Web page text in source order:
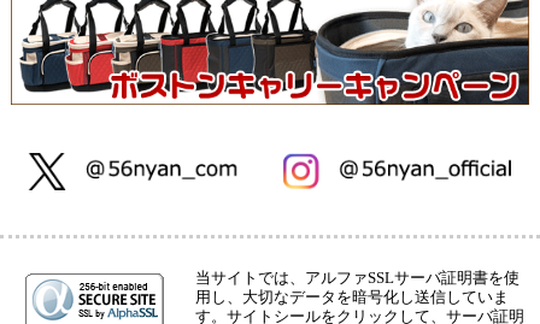
当サイトでは、アルファSSLサーバ証明書を使
用し、大切なデータを暗号化し送信していま
す。サイトシールをクリックして、サーバ証明